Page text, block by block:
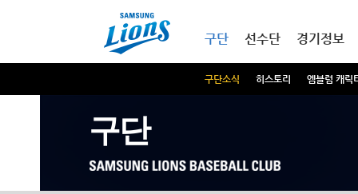
구단
구단소식 히스토리 엠블럼 캐릭
선수단 경기정보
구단